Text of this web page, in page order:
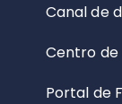
Canal de
Centro de
Portal de